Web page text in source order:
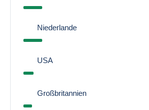
Niederlande
USA
Großbritannien